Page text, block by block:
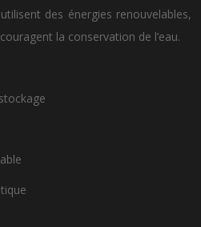
des énergies renouvelables,
la conservation de l’eau.